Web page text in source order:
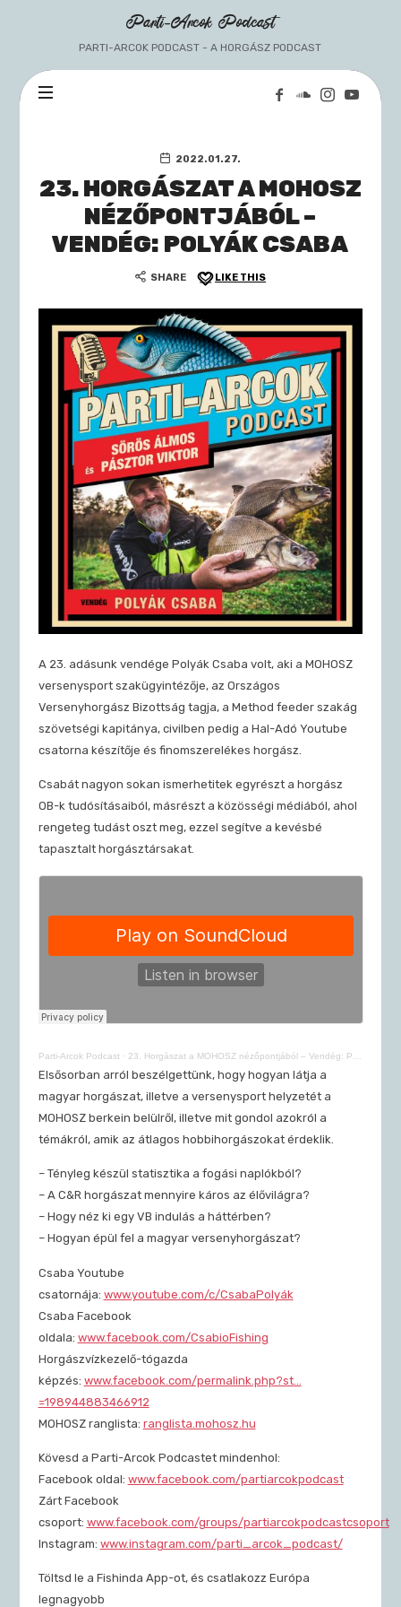
Parti-
Arcok
Parti-Arcok Podcast
PARTI-ARCOK PODCAST - A HORGÁSZ PODCAST
2022.01.27.
23. HORGÁSZAT A MOHOSZ
NÉZŐPONTJÁBÓL –
VENDÉG: POLYÁK CSABA
SHARE LIKE THIS
A 23. adásunk vendége Polyák Csaba volt, aki a MOHOSZ
versenysport szakügyintézője, az Országos
Versenyhorgász Bizottság tagja, a Method feeder szakág
szövetségi kapitánya, civilben pedig a Hal-Adó Youtube
csatorna készítője és finomszerelékes horgász.
Csabát nagyon sokan ismerhetitek egyrészt a horgász
OB-k tudósításaiból, másrészt a közösségi médiából, ahol
rengeteg tudást oszt meg, ezzel segítve a kevésbé
tapasztalt horgásztársakat.
Parti-Arcok Podcast · 23. Horgászat a MOHOSZ nézőpontjából – Vendég: Polyák Csaba | Parti-Arcok Podcast
Elsősorban arról beszélgettünk, hogy hogyan látja a
magyar horgászat, illetve a versenysport helyzetét a
MOHOSZ berkein belülről, illetve mit gondol azokról a
témákról, amik az átlagos hobbihorgászokat érdeklik.
– Tényleg készül statisztika a fogási naplókból?
– A C&R horgászat mennyire káros az élővilágra?
– Hogy néz ki egy VB indulás a háttérben?
– Hogyan épül fel a magyar versenyhorgászat?
Csaba Youtube
csatornája: www.youtube.com/c/CsabaPolyák
Csaba Facebook
oldala: www.facebook.com/CsabioFishing
Horgászvízkezelő-tógazda
képzés: www.facebook.com/permalink.php?st…
=198944883466912
MOHOSZ ranglista: ranglista.mohosz.hu
Kövesd a Parti-Arcok Podcastet mindenhol:
Facebook oldal: www.facebook.com/partiarcokpodcast
Zárt Facebook
csoport: www.facebook.com/groups/partiarcokpodcastcsoport
Instagram: www.instagram.com/parti_arcok_podcast/
Töltsd le a Fishinda App-ot, és csatlakozz Európa
legnagyobb